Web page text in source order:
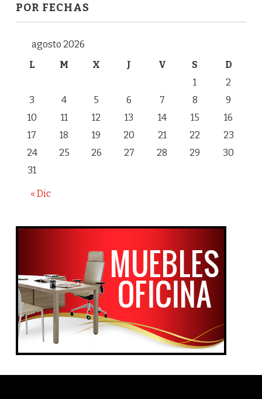
POR FECHAS
agosto 2026
L
M X J V S D
« Dic
1
2
3
4 5 6 7 8
9
10
11 12 13 14 15
16
17
18 19 20 21 22
23
24
25 26 27 28 29
30
31